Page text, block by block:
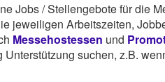
Jobs / Stellengebote für die
jeweiligen Arbeitszeiten,
Messehostessen und
suchen, z.B.